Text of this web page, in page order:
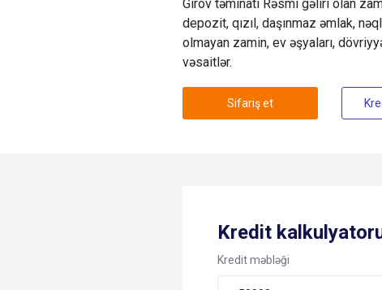
Girov təminatı Rəsmi gəliri olan
depozit, qızıl, daşınmaz əmlak,
olmayan zamin, ev əşyaları,
vəsaitlər.
Sifariş et
Kredit
Kredit məbləği